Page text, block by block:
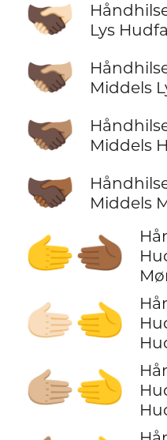
🫱🏿‍🫲🏻
Lys
🫱🏿‍🫲🏼
Middels
🫱🏿‍🫲🏽
Middels
🫱🏿‍🫲🏾
Middels
🫱‍🫲🏾
🫱🏻‍🫲
🫱🏼‍🫲